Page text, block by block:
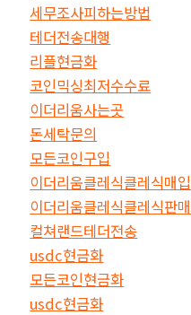
세무조사피하는방법
테더전송대행
리플현금화
코인믹싱최저수수료
이더리움사는곳
돈세탁문의
모든코인구입
이더리움클레식클레식매입
이더리움클레식클레식판매
컬쳐랜드테더전송
usdc현금화
모든코인현금화
usdc현금화